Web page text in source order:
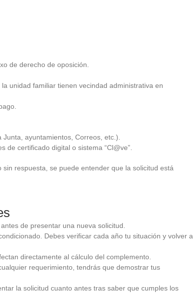
de derecho de oposición.
unidad familiar tienen vecindad administrativa en
ayuntamientos, Correos, etc.).
de certificado digital o sistema “Cl@ve”.
respuesta, se puede entender que la solicitud está
antes de presentar una nueva solicitud.
Debes verificar cada año tu situación y volver a
directamente al cálculo del complemento.
requerimiento, tendrás que demostrar tus
la solicitud cuanto antes tras saber que cumples los